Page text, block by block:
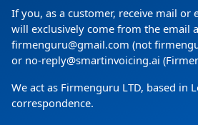
Friday the 07. August | Page
If you, as a customer, receive mail or
will exclusively come from the email
firmenguru@gmail.com (not
or no-reply@smartinvoicing.ai
We act as Firmenguru LTD, based in
correspondence.